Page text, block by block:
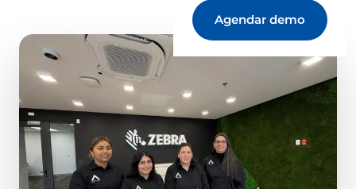
Agendar demo